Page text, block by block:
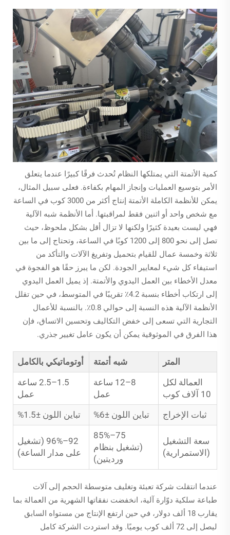
كمية الأتمتة التي يمتلكها النظام تُحدث فرقًا كبيرًا عندما يتعلق
الأمر بتوسيع العمليات وإنجاز المهام بكفاءة. فعلى سبيل المثال،
يمكن للأنظمة الكاملة الأتمتة إنتاج أكثر من 3000 كوب في الساعة
مع شخص واحد أو اثنين فقط لمراقبتها. أما الأنظمة شبه الآلية
فهي ليست بعيدة كثيرًا ولكنها لا تزال أقل بشكل ملحوظ، حيث
تصل إلى نحو 800 إلى 1200 كوبًا في الساعة، وتحتاج إلى ما بين
ثلاثة وخمسة عمال للقيام بتحميل وتفريغ الآلات والتأكد من
استيفاء كل شيء لمعايير الجودة. لكن ما يبرز حقًا هو الفجوة في
معدل الأخطاء بين العمل اليدوي والأتمتة. إذ يميل العمل اليدوي
إلى ارتكاب أخطاء بنسبة 4.2٪ تقريبًا في المتوسط، في حين تقلل
الأنظمة الآلية هذه النسبة إلى حوالي 0.8٪. بالنسبة للأعمال
التجارية التي تسعى إلى خفض التكاليف وتحسين الاتساق، فإن
هذا الفرق في الموثوقية يمكن أن يكون عامل تغيير جذري.
المتر شبه أتمتة
أوتوماتيكي بالكامل
العمالة لكل
10 آلاف كوب
8–12 ساعة
عمل
1.5–2.5 ساعة
عمل
ثبات الإخراج
تباين اللون ±6% تباين اللون ±1.5%
سعة التشغيل
(الاستمرارية)
75–85%
(تشغيل بنظام
ورديتين)
92–96% (تشغيل
على مدار الساعة)
عندما انتقلت شركة تعبئة وتغليف متوسطة الحجم إلى آلات
طباعة سلكية دوّارة آلية، انخفضت نفقاتها الشهرية من العمالة بما
يقارب 18 ألف دولار، في حين ارتفع الإنتاج من مستواه السابق
ليصل إلى 72 ألف كوب يوميًا. وقد استردت الشركة كامل